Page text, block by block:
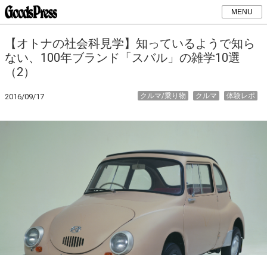
MENU
【オトナの社会科見学】知っているようで知ら
ない、100年ブランド「スバル」の雑学10選
（2）
2016/09/17 体験レポ
クルマ
クルマ/乗り物